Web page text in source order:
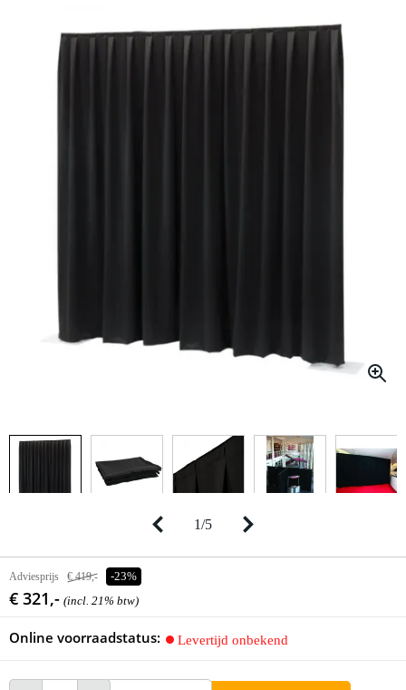
1/5
Adviesprijs € 419,- -23%
€ 321,- (incl. 21% btw)
Online voorraadstatus: Levertijd onbekend